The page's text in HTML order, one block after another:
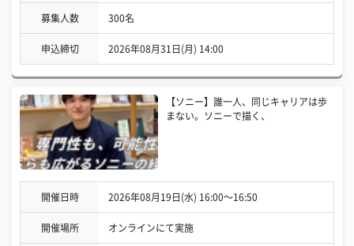
募集人数 300名
申込締切 2026年08月31日(月) 14:00
【ソニー】誰一人、同じキャリアは歩
まない。ソニーで描く、
開催日時 2026年08月19日(水) 16:00〜16:50
開催場所 オンラインにて実施